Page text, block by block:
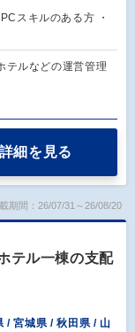
スキルのある方 ・
テルなどの運営管理
詳細を見る
期間：26/07/31～26/08/20
テル一棟の支配
/ 宮城県 / 秋田県 / 山